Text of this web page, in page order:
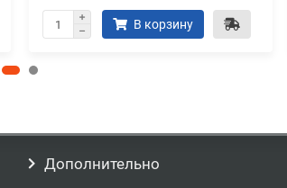
В корзину
Дополнительно